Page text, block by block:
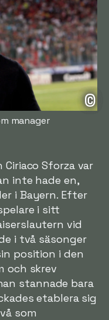
©
manager
Sforza var
inte hade en,
i Bayern. Efter
i sitt
vid
i två säsonger
position i den
och skrev
stannade bara
etablera sig
som